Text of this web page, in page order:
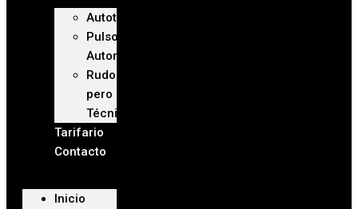
Autoteca
Pulso
Automotriz
Rudo
pero
Técnico
Tarifario
Contacto
Inicio